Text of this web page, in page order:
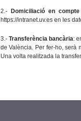
2.- Domiciliació en
https://intranet.uv.es en les
3.- Transferència bancària:
de València. Per fer-ho, serà
Una volta realitzada la